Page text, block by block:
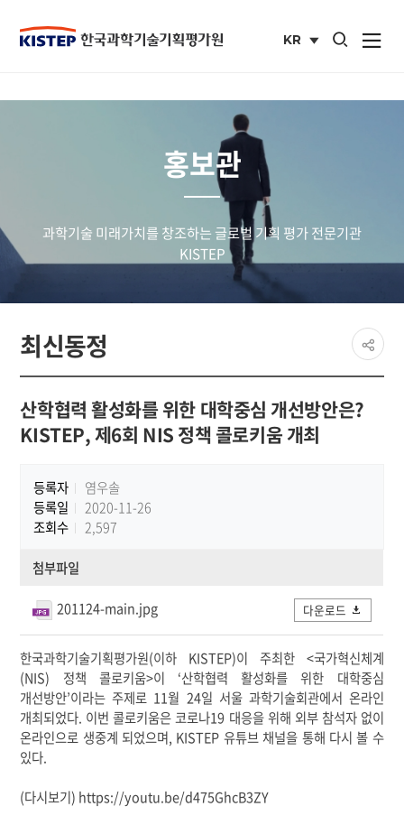
KR
통합검색 열기
사이트맵
홍보관
과학기술 미래가치를 창조하는 글로벌 기획 평가 전문기관
KISTEP
최신동정
페이지
공유
share
산학협력 활성화를 위한 대학중심 개선방안은?
KISTEP, 제6회 NIS 정책 콜로키움 개최
등록자
염우솔
등록일
2020-11-26
조회수
2,597
첨부파일
201124-main.jpg 다운로드
한국과학기술기획평가원(이하 KISTEP)이 주최한 <국가혁신체계
(NIS) 정책 콜로키움>이 ‘산학협력 활성화를 위한 대학중심
개선방안’이라는 주제로 11월 24일 서울 과학기술회관에서 온라인
개최되었다. 이번 콜로키움은 코로나19 대응을 위해 외부 참석자 없이
온라인으로 생중계 되었으며, KISTEP 유튜브 채널을 통해 다시 볼 수
있다.
(다시보기) https://youtu.be/d475GhcB3ZY